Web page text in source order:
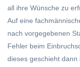
all ihre Wünsche zu
Auf eine
nach vorgegebenen
Fehler beim
dieses geschieht dann